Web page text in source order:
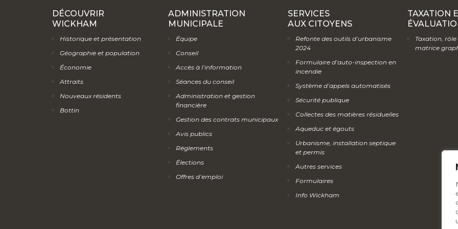
DÉCOUVRIR
WICKHAM
Historique et présentation
Géographie et population
Économie
Attraits
Nouveaux résidents
Bottin
ADMINISTRATION
MUNICIPALE
Équipe
Conseil
Accès à l’information
Séances du conseil
Administration et gestion
financière
Gestion des contrats municipaux
Avis publics
Règlements
Élections
Offres d’emploi
SERVICES
AUX CITOYENS
Refonte des outils d’urbanisme
2024
Formulaire d’auto-inspection en
incendie
Système d’appels automatisés
Sécurité publique
Collectes des matières résiduelles
Aqueduc et égouts
Urbanisme, installation septique
et permis
Autres services
Formulaires
Info Wickham
TAXATION
Taxation,
matrice